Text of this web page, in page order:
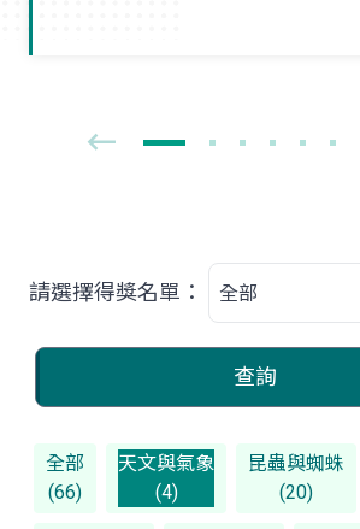
請選擇得獎名單：
查詢
全部
(66)
天文與氣象
(4)
昆蟲與蜘蛛
(20)